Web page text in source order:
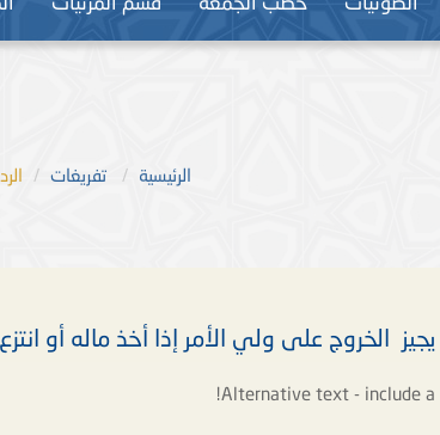
الصوتيات خطب الجمعة قسم المرئيات
الرئيسية تفريغات
الخروج على ولي الأمر إذا أخذ ماله أو
Alternative text - include a